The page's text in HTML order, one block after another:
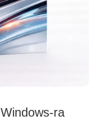
ra